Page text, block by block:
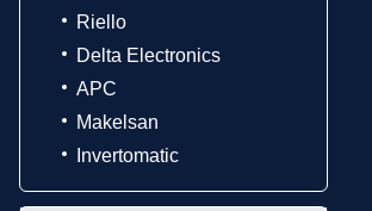
Riello
Delta Electronics
APC
Makelsan
Invertomatic